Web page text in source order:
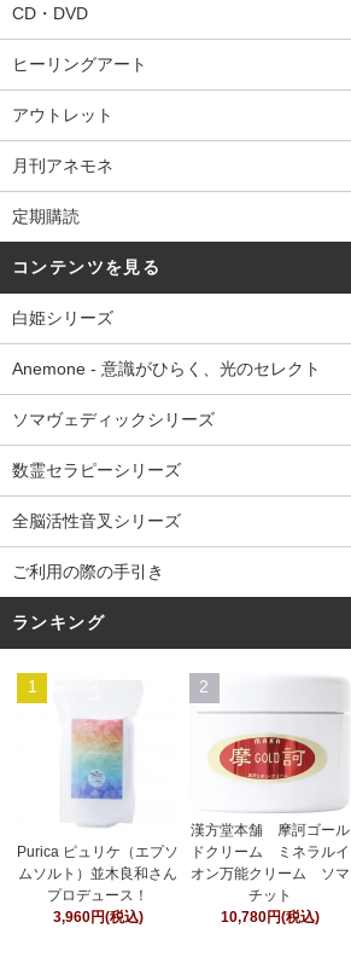
CD・DVD
ヒーリングアート
アウトレット
月刊アネモネ
定期購読
コンテンツを見る
白姫シリーズ
Anemone - 意識がひらく、光のセレクト
ソマヴェディックシリーズ
数霊セラピーシリーズ
全脳活性音叉シリーズ
ご利用の際の手引き
ランキング
1
Purica ピュリケ（エプソ
ムソルト）並木良和さん
プロデュース！
3,960円(税込)
2
漢方堂本舗 摩訶ゴール
ドクリーム ミネラルイ
オン万能クリーム ソマ
チット
10,780円(税込)